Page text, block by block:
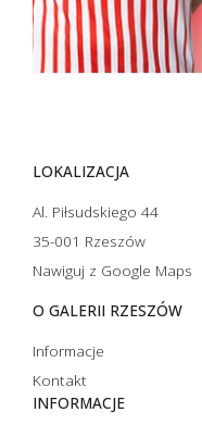
LOKALIZACJA
Al. Piłsudskiego 44
35-001 Rzeszów
Nawiguj z Google Maps
O GALERII RZESZÓW
Informacje
Kontakt
INFORMACJE